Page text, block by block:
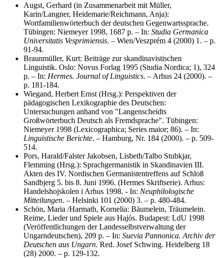
Augst, Gerhard (in Zusammenarbeit mit Müller,
Karin/Langner, Heidemarie/Reichmann, Anja):
Wortfamilienwörterbuch der deutschen Gegenwartssprache.
Tübingen: Niemeyer 1998, 1687 p. – In: Studia Germanica
Universitatis Vesprimiensis. – Wien/Veszprém 4 (2000) 1. – p.
91-94.
Braunmüller, Kurt: Beiträge zur skandinavistischen
Linguistik. Oslo: Novus Forlag 1995 (Studia Nordica; 1), 324
p. – In: Hermes. Journal of Linguistics. – Arhus 24 (2000). –
p. 181-184.
Wiegand, Herbert Ernst (Hrsg.): Perspektiven der
pädagogischen Lexikographie des Deutschen:
Untersuchungen anhand von "Langenscheidts
Großwörterbuch Deutsch als Fremdsprache". Tübingen:
Niemeyer 1998 (Lexicographica; Series maior; 86). – In:
Linguistische Berichte. – Hamburg, Nr. 184 (2000). – p. 509-
514.
Pors, Harald/Falster Jakobsen, Lisbeth/Talbo Stubkjar,
Flemming (Hrsg.): Sprachgermanistik in Skandinavien III.
Akten des IV. Nordischen Germanistentreffens auf Schloß
Sandbjerg 5. bis 8. Juni 1996. (Hermes Skriftserie). Arhus:
Handelshojskolen i Arhus 1998. - In: Neuphilologische
Mitteilungen. – Helsinki 101 (2000) 3. – p. 480-484.
Schön, Maria /Harmath, Kornelia: Bäumelein, Träumelein.
Reime, Lieder und Spiele aus Hajós. Budapest: LdU 1998
(Veröffentlichungen der Landesselbstverwaltung der
Ungarndeutschen), 209 p. – In: Suevia Pannonica. Archiv der
Deutschen aus Ungarn. Red. Josef Schwing. Heidelberg 18
(28) 2000. – p. 129-132.